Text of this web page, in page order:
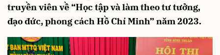
truyền viên về “Học tập và làm theo tư tưởng,
đạo đức, phong cách Hồ Chí Minh” năm 2023.